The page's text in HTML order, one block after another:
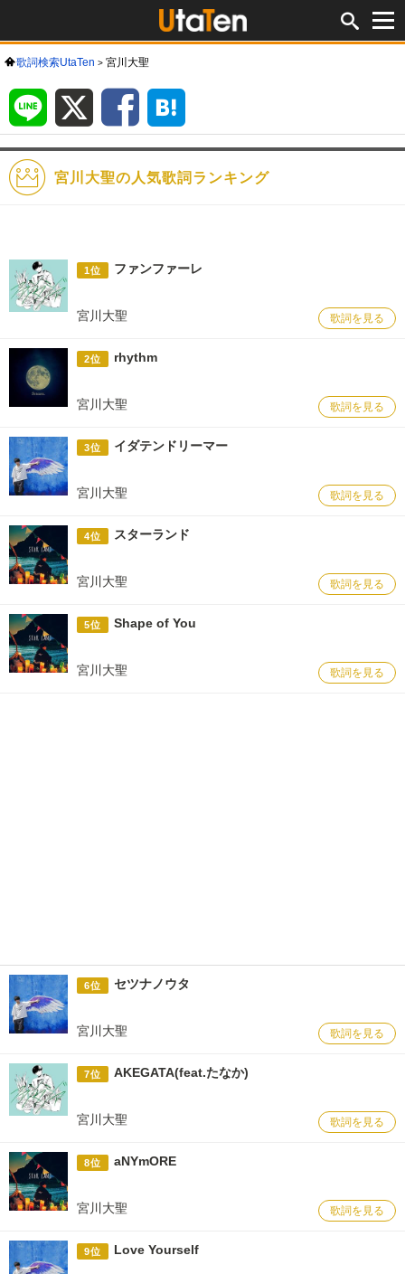
歌詞検索UtaTen 宮川大聖
LINE Facebook
ク
ー
宮川大聖の人気歌詞ランキング
1位 ファンファーレ
宮川大聖 歌詞を見る
2位 rhythm
宮川大聖 歌詞を見る
3位 イダテンドリーマー
宮川大聖 歌詞を見る
4位 スターランド
宮川大聖 歌詞を見る
5位 Shape of You
宮川大聖 歌詞を見る
6位 セツナノウタ
宮川大聖 歌詞を見る
7位 AKEGATA(feat.たなか)
宮川大聖 歌詞を見る
8位 aNYmORE
宮川大聖 歌詞を見る
9位 Love Yourself